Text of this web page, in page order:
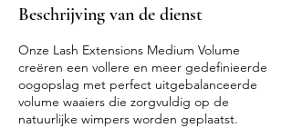
u
0
m
i
n
.
Beschrijving van de dienst
Onze Lash Extensions Medium Volume
creëren een vollere en meer gedefinieerde
oogopslag met perfect uitgebalanceerde
volume waaiers die zorgvuldig op de
natuurlijke wimpers worden geplaatst.